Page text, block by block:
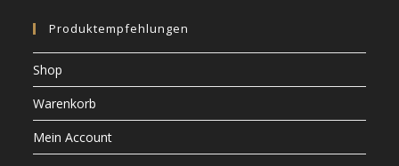
Produktempfehlungen
Shop
Warenkorb
Mein Account